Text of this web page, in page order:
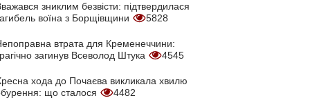
зниклим безвісти: підтвердилася
воїна з Борщівщини
5828
втрата для Кременеччини:
загинув Всеволод Штука
4545
хода до Почаєва викликала хвилю
що сталося
4482